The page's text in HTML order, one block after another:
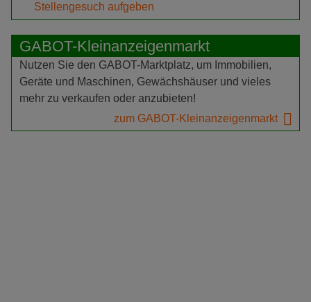
Stellengesuch aufgeben
GABOT-Kleinanzeigenmarkt
Nutzen Sie den GABOT-Marktplatz, um Immobilien,
Geräte und Maschinen, Gewächshäuser und vieles
mehr zu verkaufen oder anzubieten!
zum GABOT-Kleinanzeigenmarkt